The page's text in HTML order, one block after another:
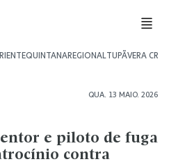
QUINTANAREGIONALTUPÃVERA CRUZ
QUA. 13 MAIO. 2026
e piloto de fuga
contra